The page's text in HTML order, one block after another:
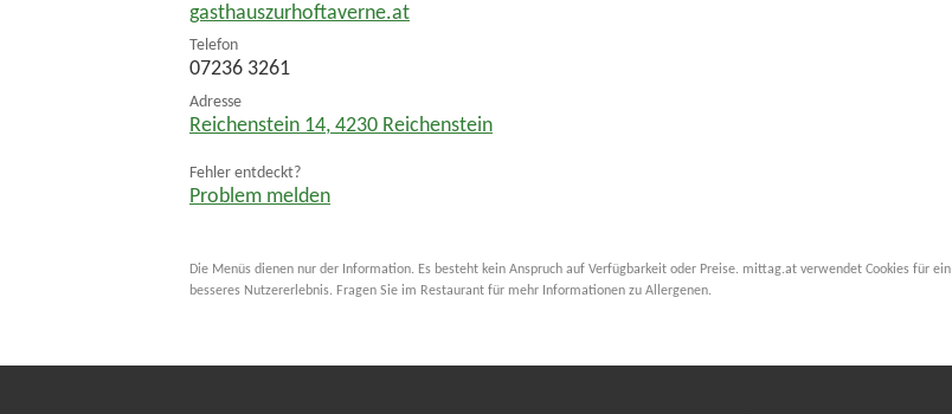
gasthauszurhoftaverne.at
Telefon
07236 3261
Adresse
Reichenstein 14, 4230 Reichenstein
Fehler entdeckt?
Problem melden
Die Menüs dienen nur der Information. Es besteht kein Anspruch auf Verfügbarkeit oder Preise. mittag.at verwendet Cookies für ein
besseres Nutzererlebnis. Fragen Sie im Restaurant für mehr Informationen zu Allergenen.